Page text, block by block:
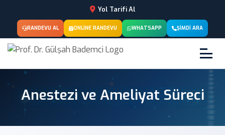
Yol Tarifi Al
RANDEVU AL ONLINE RANDEVU WHATSAPP ŞIMDI ARA
Anestezi ve Ameliyat Süreci